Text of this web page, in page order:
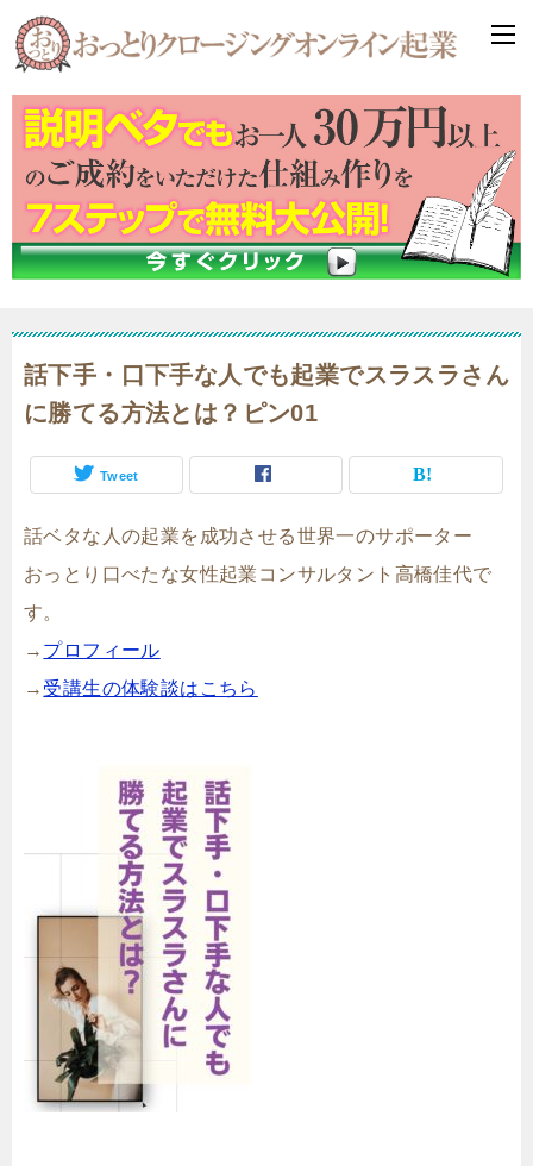
話下手・口下手な人でも起業でスラスラさん
に勝てる方法とは？ピン01
Tweet
話ベタな人の起業を成功させる世界一のサポーター
おっとり口べたな女性起業コンサルタント高橋佳代で
す。
→ プロフィール
→ 受講生の体験談はこちら